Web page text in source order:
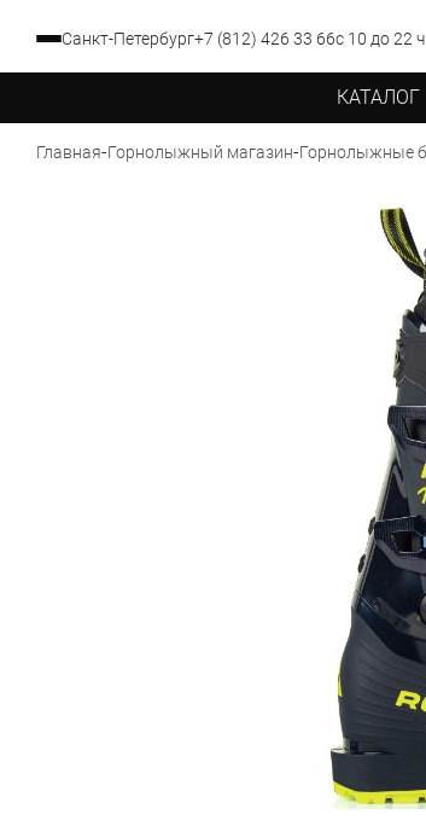
Санкт-Петербург+7 (812) 426 33 66с 10 до 22 ч
КАТАЛОГ
Главная-Горнолыжный магазин-Горнолыжные